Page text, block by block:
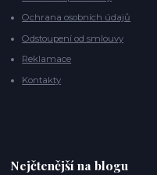
Ochrana osobních údajů
Odstoupení od smlouvy
Reklamace
Kontakty
Nejčtenější na blogu